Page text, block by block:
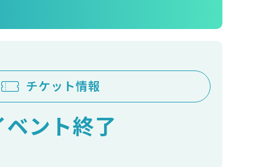
チケット情報
ベント終了